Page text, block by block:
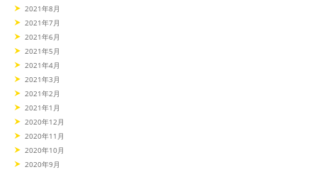
2021年8月
2021年7月
2021年6月
2021年5月
2021年4月
2021年3月
2021年2月
2021年1月
2020年12月
2020年11月
2020年10月
2020年9月